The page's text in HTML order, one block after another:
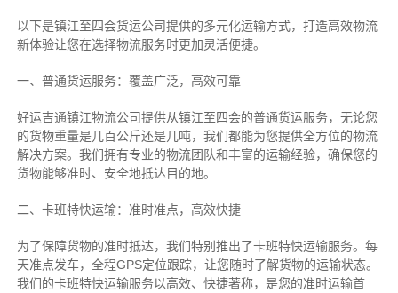
以下是镇江至四会货运公司提供的多元化运输方式，打造高效物流
新体验让您在选择物流服务时更加灵活便捷。
一、普通货运服务：覆盖广泛，高效可靠
好运吉通镇江物流公司提供从镇江至四会的普通货运服务，无论您
的货物重量是几百公斤还是几吨，我们都能为您提供全方位的物流
解决方案。我们拥有专业的物流团队和丰富的运输经验，确保您的
货物能够准时、安全地抵达目的地。
二、卡班特快运输：准时准点，高效快捷
为了保障货物的准时抵达，我们特别推出了卡班特快运输服务。每
天准点发车，全程GPS定位跟踪，让您随时了解货物的运输状态。
我们的卡班特快运输服务以高效、快捷著称，是您的准时运输首